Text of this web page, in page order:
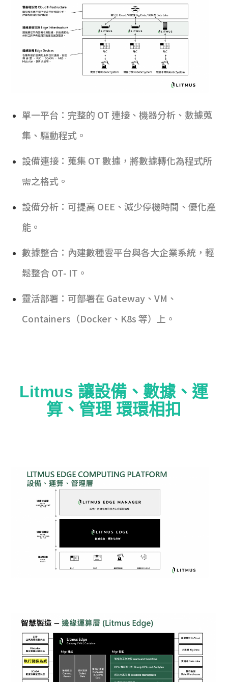
單一平台：完整的 OT 連接、機器分析、數據蒐
集、驅動程式。
設備連接：蒐集 OT 數據，將數據轉化為程式所
需之格式。
設備分析：可提高 OEE、減少停機時間、優化產
能。
數據整合：內建數種雲平台與各大企業系統，輕
鬆整合 OT- IT。
靈活部署：可部署在 Gateway、VM、
Containers（Docker、K8s 等）上。
Litmus 讓設備、數據、運
算、管理 環環相扣